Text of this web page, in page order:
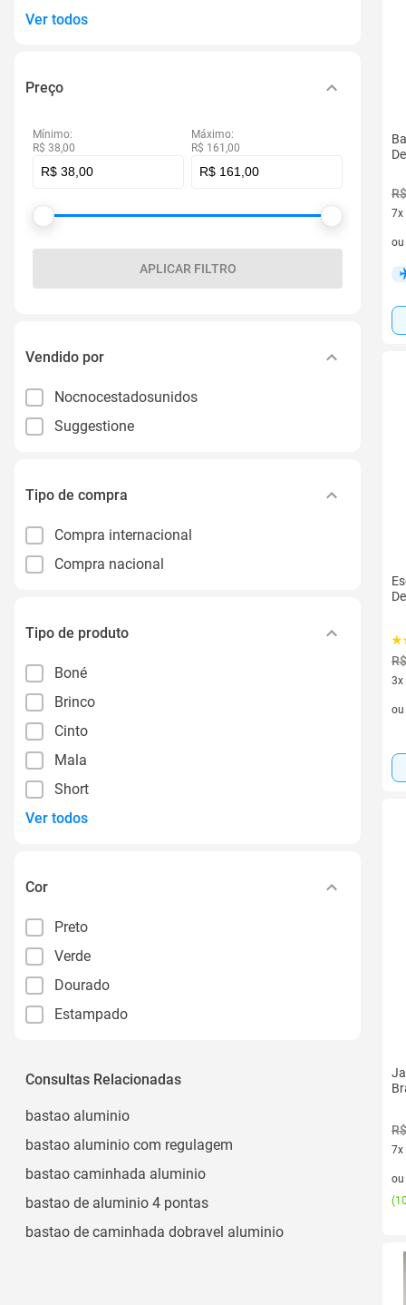
Ver todos
Preço
Mínimo:
R$ 38,00
Máximo:
R$ 161,00
APLICAR FILTRO
Vendido por
Nocnocestadosunidos
Suggestione
Tipo de compra
Compra internacional
Compra nacional
Tipo de produto
Boné
Brinco
Cinto
Mala
Short
Ver todos
Cor
Preto
Verde
Dourado
Estampado
Consultas Relacionadas
bastao aluminio
bastao aluminio com regulagem
bastao caminhada aluminio
bastao de aluminio 4 pontas
bastao de caminhada dobravel aluminio
7x
7
ou
3x
3
ou
7x
7
ou
(